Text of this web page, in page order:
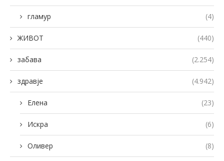
гламур (4)
ЖИВОТ (440)
забава (2.254)
здравје (4.942)
Елена (23)
Искра (6)
Оливер (8)